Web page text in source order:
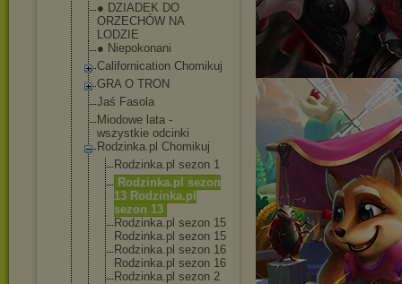
● DZIADEK DO
ORZECHÓW NA
LODZIE
● Niepokonani
Californication Chomikuj
GRA O TRON
Jaś Fasola
Miodowe lata -
wszystkie odcinki
Rodzinka.pl Chomikuj
Rodzinka.pl sezon 1
Rodzinka.pl sezon
13 Rodzinka.pl
sezon 13
Rodzinka.pl sezon 15
Rodzinka.pl sezon 15
Rodzinka.pl sezon 16
Rodzinka.pl sezon 16
Rodzinka.pl sezon 2